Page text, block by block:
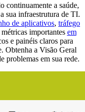
continuamente a saúde,
sua infraestrutura de TI.
de aplicativos, tráfego
métricas importantes em
e painéis claros para
Obtenha a Visão Geral
problemas em sua rede.